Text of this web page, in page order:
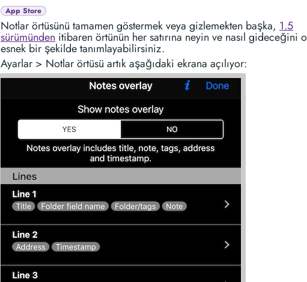
App Store
Notlar örtüsünü tamamen göstermek veya gizlemekten başka, 1.5
sürümünden itibaren örtünün her satırına neyin ve nasıl gideceğini
esnek bir şekilde tanımlayabilirsiniz.
Ayarlar > Notlar örtüsü artık aşağıdaki ekrana açılıyor: